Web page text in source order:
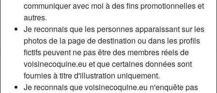
communiquer avec moi à des fins promotionnelles et
autres.
Je reconnais que les personnes apparaissant sur les
photos de la page de destination ou dans les profils
fictifs peuvent ne pas être des membres réels de
voisinecoquine.eu et que certaines données sont
fournies à titre d'illustration uniquement.
Je reconnais que voisinecoquine.eu n'enquête pas
Taille:
169 cm
Épilé(e):
Fumeur(euse):
À l'occasion
Description
Je suis une belle femme cougar et blonde adepte des